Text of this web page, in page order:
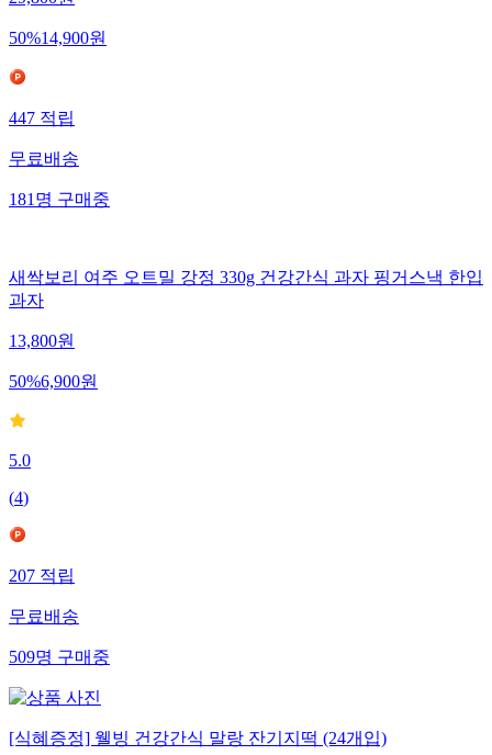
50%14,900원
447적립
무료배송
181명구매중
새싹보리 여주 오트밀 강정 330g 건강간식 과자 핑거스낵 한입
과자
13,800원
50%6,900원
5.0
(4)
207적립
무료배송
509명구매중
[식혜증정] 웰빙 건강간식 말랑 잔기지떡 (24개입)